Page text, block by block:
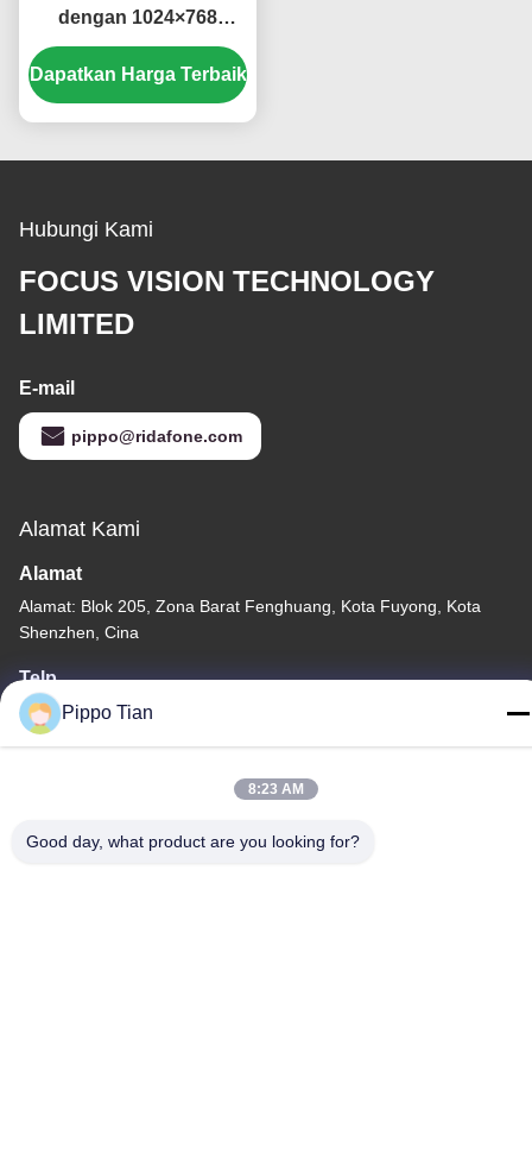
dengan 1024×768
Resolusi dan 250 cd/m2
Kecerahan TFT-LCD
Panel
Dapatkan Harga Terbaik
Hubungi Kami
FOCUS VISION TECHNOLOGY
LIMITED
E-mail
pippo@ridafone.com
Alamat Kami
Alamat
Alamat: Blok 205, Zona Barat Fenghuang, Kota Fuyong, Kota
Shenzhen, Cina
Telp
86--13590447319
Kebijakan Privasi|Sitemap
Pippo Tian
8:23 AM
Good day, what product are you looking for?